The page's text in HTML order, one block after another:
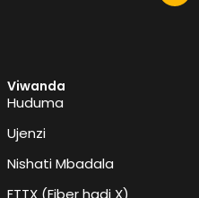
Viwanda
Huduma
Ujenzi
Nishati Mbadala
FTTX (Fiber hadi X)